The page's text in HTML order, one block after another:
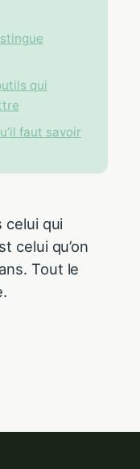
qui
faut savoir
celui qui
celui qu’on
Tout le